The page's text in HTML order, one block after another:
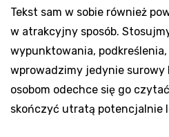
Tekst sam w sobie również
w atrakcyjny sposób.
wypunktowania,
wprowadzimy jedynie surowy
osobom odechce się go
skończyć utratą potencjalnie